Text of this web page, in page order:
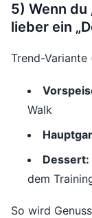
5) Wenn du
lieber ein
Trend-
Walk
Dessert:
dem
So wird